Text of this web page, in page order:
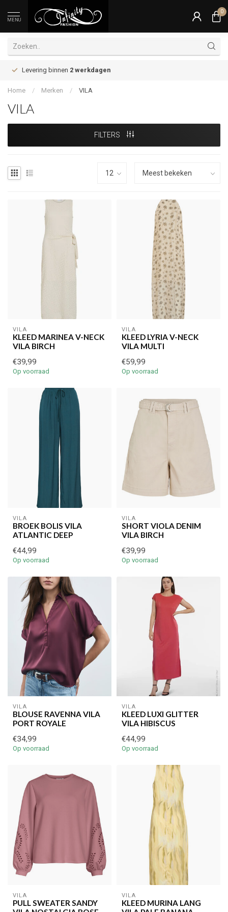
MENU
0
Levering binnen 2 werkdagen
Home / Merken / VILA
VILA
FILTERS
VILA
KLEED MARINEA V-NECK
VILA BIRCH
€39,99
Op voorraad
VILA
KLEED LYRIA V-NECK
VILA MULTI
€59,99
Op voorraad
VILA
BROEK BOLIS VILA
ATLANTIC DEEP
€44,99
Op voorraad
VILA
SHORT VIOLA DENIM
VILA BIRCH
€39,99
Op voorraad
VILA
BLOUSE RAVENNA VILA
PORT ROYALE
€34,99
Op voorraad
VILA
KLEED LUXI GLITTER
VILA HIBISCUS
€44,99
Op voorraad
VILA
PULL SWEATER SANDY
VILA
KLEED MURINA LANG